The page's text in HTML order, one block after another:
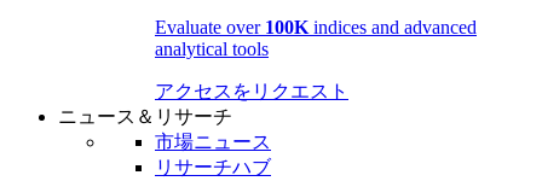
Evaluate over 100K indices and advanced
analytical tools
アクセスをリクエスト
ニュース＆リサーチ
市場ニュース
リサーチハブ